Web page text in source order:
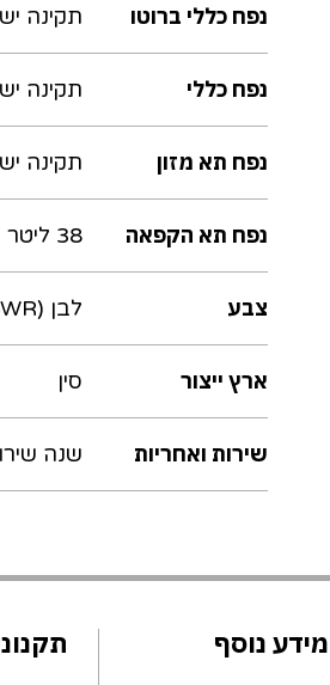
נפח כללי ברוטו תקינה
נפח כללי תקינה
נפח תא מזון תקינה
נפח תא הקפאה 38 ליטר
צבע לבן (HDF-246WR) | נירוסטה (HDF-246SR)
ארץ ייצור סין
שירות ואחריות שנה
מידע נוסף